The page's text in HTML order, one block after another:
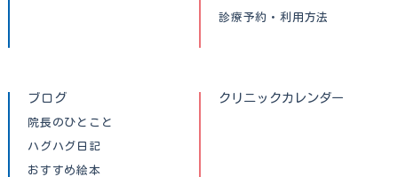
診療予約・利用方法
ブログ
院長のひとこと
ハグハグ日記
おすすめ絵本
クリニックカレンダー